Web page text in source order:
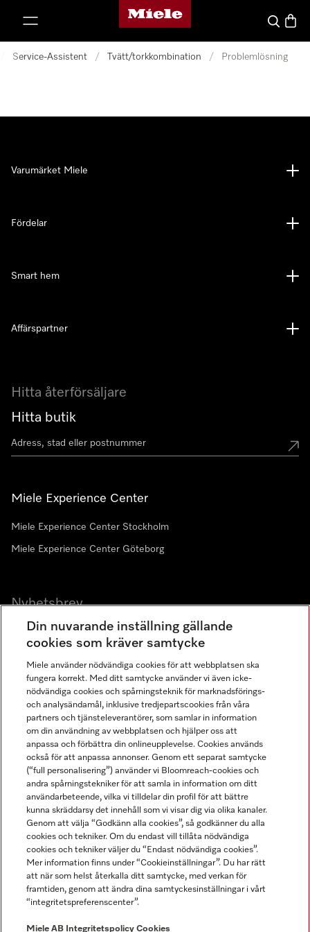
Mieles hemsida
Sök
Service-Assistent / Tvätt/torkkombination / Problemlösning
Hitta återförsäljare
Hitta butik
Miele Experience Center
Miele Experience Center Stockholm
Miele Experience Center Göteborg
Nyhetsbrev
Gå med i vår gemenskap
Varumärket Miele
Fördelar
Smart hem
Affärspartner
Miele AB
Allmänna villkor
Användarvillkor
Miele tillgänglighetsförklaring
Lagen om digitala tjänster
Miele på LinkedIn
Miele på Facebook
Miele på Instagram
Miele på Youtube
Din nuvarande inställning gällande
cookies som kräver samtycke
Miele använder nödvändiga cookies för att webbplatsen ska
fungera korrekt. Med ditt samtycke använder vi även icke-
nödvändiga cookies och spårningsteknik för marknadsförings-
och analysändamål, inklusive tredjepartscookies från våra
partners och tjänsteleverantörer, som samlar in information
om din användning av webbplatsen och hjälper oss att
anpassa och förbättra din onlineupplevelse. Cookies används
också för att anpassa annonser. Genom ett separat samtycke
(“full personalisering”) använder vi Bloomreach-cookies och
andra spårningstekniker för att samla in information om ditt
användarbeteende, vilka vi tilldelar din profil för att bättre
kunna skräddarsy det innehåll som vi visar dig via olika kanaler.
Genom att välja “Godkänn alla cookies”, så godkänner du alla
cookies och tekniker. Om du endast vill tillåta nödvändiga
cookies och tekniker väljer du “Endast nödvändiga cookies”.
Mer information finns under “Cookieinställningar”. Du har rätt
att när som helst återkalla ditt samtycke, med verkan för
framtiden, genom att ändra dina samtyckesinställningar i vårt
“integritetspreferenscenter”.
Miele AB Integritetspolicy Cookies